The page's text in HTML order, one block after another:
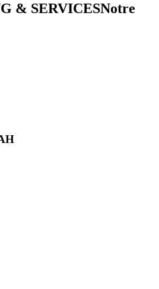
& SERVICESNotre